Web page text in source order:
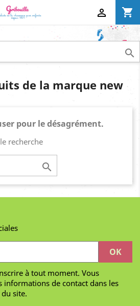
shopping_cart


de la marque new
pour le désagrément.
recherche

à tout moment. Vous
informations de contact dans les
site.